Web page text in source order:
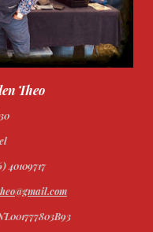
Theo
40109717